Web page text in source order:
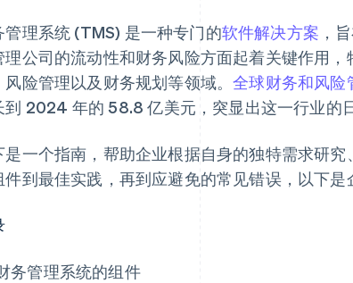
管理系统 (TMS) 是一种专门的软件解决方案 ，
理公司的流动性和财务风险方面起着关键作用
风险管理以及财务规划等领域。全球财务和风险
到 2024 年的 58.8 亿美元，突显出这一行业的
是一个指南，帮助企业根据自身的独特需求研
件到最佳实践，再到应避免的常见错误，以下是
务管理系统的组件